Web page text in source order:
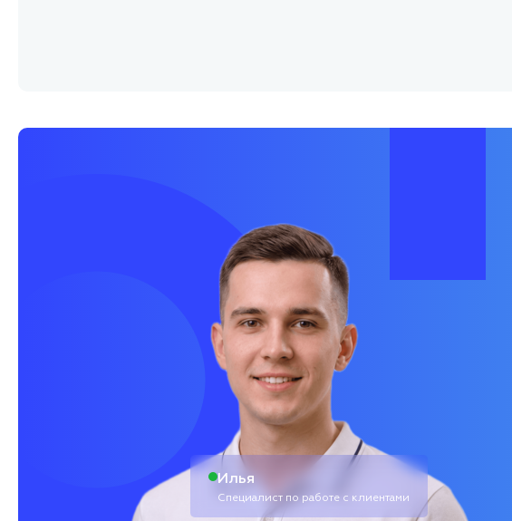
Илья
Специалист по работе с клиентами